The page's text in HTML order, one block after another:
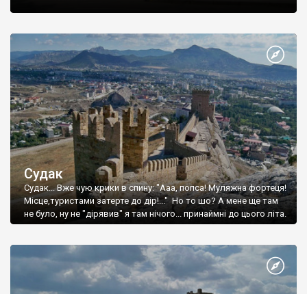
Судак
Судак... Вже чую крики в спину: "Ааа, попса! Муляжна фортеця!
Місце,туристами затерте до дір!..." Но то шо? А мене ще там
не було, ну не "дірявив" я там нічого... принаймні до цього літа.